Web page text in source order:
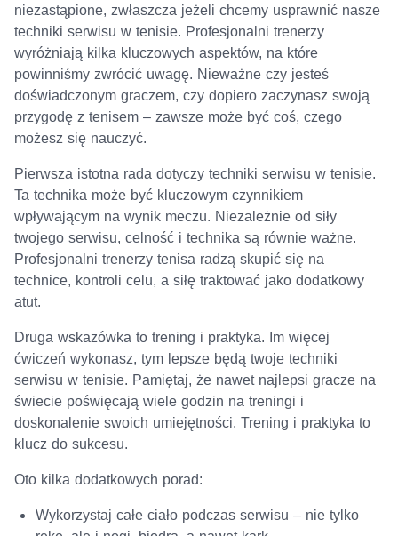
niezastąpione, zwłaszcza jeżeli chcemy usprawnić nasze
techniki serwisu w tenisie. Profesjonalni trenerzy
wyróżniają kilka kluczowych aspektów, na które
powinniśmy zwrócić uwagę. Nieważne czy jesteś
doświadczonym graczem, czy dopiero zaczynasz swoją
przygodę z tenisem – zawsze może być coś, czego
możesz się nauczyć.
Pierwsza istotna rada dotyczy techniki serwisu w tenisie.
Ta technika może być kluczowym czynnikiem
wpływającym na wynik meczu. Niezależnie od siły
twojego serwisu, celność i technika są równie ważne.
Profesjonalni trenerzy tenisa radzą skupić się na
technice, kontroli celu, a siłę traktować jako dodatkowy
atut.
Druga wskazówka to trening i praktyka. Im więcej
ćwiczeń wykonasz, tym lepsze będą twoje techniki
serwisu w tenisie. Pamiętaj, że nawet najlepsi gracze na
świecie poświęcają wiele godzin na treningi i
doskonalenie swoich umiejętności. Trening i praktyka to
klucz do sukcesu.
Oto kilka dodatkowych porad:
Wykorzystaj całe ciało podczas serwisu – nie tylko